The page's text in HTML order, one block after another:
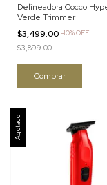
Delineadora Cocco
Verde Trimmer
$3,499.00 -10%OFF
$3,899.00
Agotado